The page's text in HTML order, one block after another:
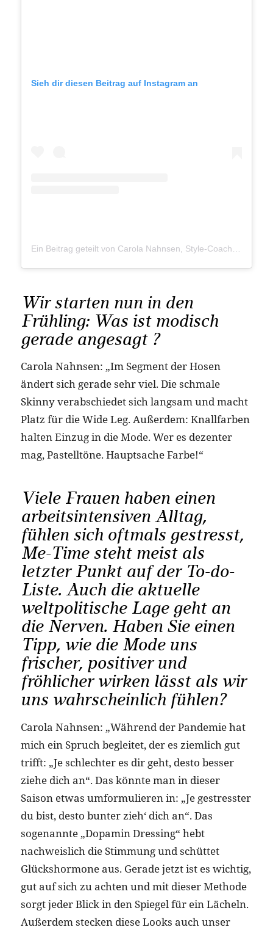
Sieh dir diesen Beitrag auf Instagram an
Wir starten nun in den
Frühling: Was ist modisch
gerade angesagt ?
Carola Nahnsen: „Im Segment der Hosen
ändert sich gerade sehr viel. Die schmale
Skinny verabschiedet sich langsam und macht
Platz für die Wide Leg. Außerdem: Knallfarben
halten Einzug in die Mode. Wer es dezenter
mag, Pastelltöne. Hauptsache Farbe!“
Viele Frauen haben einen
arbeitsintensiven Alltag,
fühlen sich oftmals gestresst,
Me-Time steht meist als
letzter Punkt auf der To-do-
Liste. Auch die aktuelle
weltpolitische Lage geht an
die Nerven. Haben Sie einen
Tipp, wie die Mode uns
frischer, positiver und
fröhlicher wirken lässt als wir
uns wahrscheinlich fühlen?
Carola Nahnsen: „Während der Pandemie hat
mich ein Spruch begleitet, der es ziemlich gut
trifft: „Je schlechter es dir geht, desto besser
ziehe dich an“. Das könnte man in dieser
Saison etwas umformulieren in: „Je gestresster
du bist, desto bunter zieh‘ dich an“. Das
sogenannte „Dopamin Dressing“ hebt
nachweislich die Stimmung und schüttet
Glückshormone aus. Gerade jetzt ist es wichtig,
gut auf sich zu achten und mit dieser Methode
sorgt jeder Blick in den Spiegel für ein Lächeln.
Außerdem stecken diese Looks auch unser